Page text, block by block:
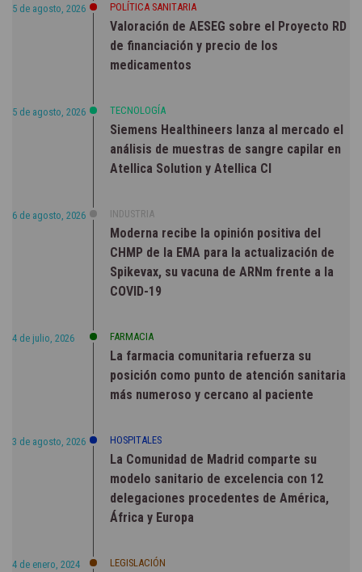
5 de agosto, 2026 POLÍTICA SANITARIA
Valoración de AESEG sobre el Proyecto RD
de financiación y precio de los
medicamentos
5 de agosto, 2026 TECNOLOGÍA
Siemens Healthineers lanza al mercado el
análisis de muestras de sangre capilar en
Atellica Solution y Atellica CI
6 de agosto, 2026 INDUSTRIA
Moderna recibe la opinión positiva del
CHMP de la EMA para la actualización de
Spikevax, su vacuna de ARNm frente a la
COVID-19
4 de julio, 2026 FARMACIA
La farmacia comunitaria refuerza su
posición como punto de atención sanitaria
más numeroso y cercano al paciente
3 de agosto, 2026 HOSPITALES
La Comunidad de Madrid comparte su
modelo sanitario de excelencia con 12
delegaciones procedentes de América,
África y Europa
4 de enero, 2024 LEGISLACIÓN